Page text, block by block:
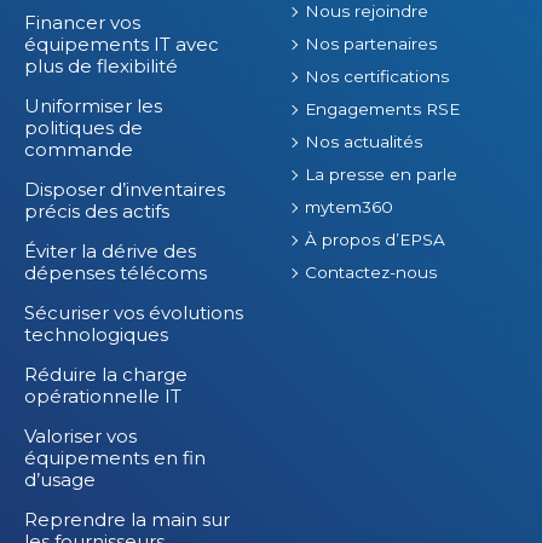
Financer vos
équipements IT avec
plus de flexibilité
Uniformiser les
politiques de
commande
Disposer d’inventaires
précis des actifs
Éviter la dérive des
dépenses télécoms
Sécuriser vos évolutions
technologiques
Réduire la charge
opérationnelle IT
Valoriser vos
équipements en fin
d’usage
Reprendre la main sur
Nous rejoindre
Nos partenaires
Nos certifications
Engagements RSE
Nos actualités
La presse en parle
mytem360
À propos d’EPSA
Contactez-nous